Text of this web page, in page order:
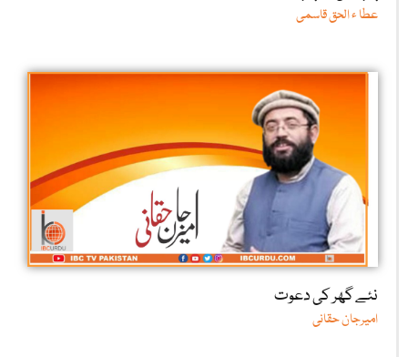
پوچھیں جو پوچھنا ہے!
عطا ء الحق قاسمی